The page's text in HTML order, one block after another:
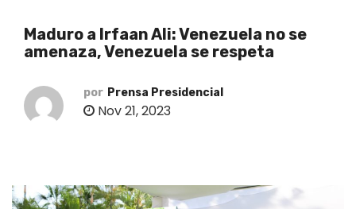
Maduro a Irfaan Ali: Venezuela no se
amenaza, Venezuela se respeta
por Prensa Presidencial
Nov 21, 2023